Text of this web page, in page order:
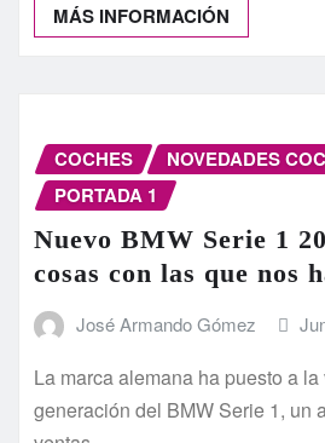
MÁS INFORMACIÓN
COCHES
NOVEDADES
PORTADA 1
Nuevo BMW Serie 1
cosas con las que nos
José Armando Gómez
La marca alemana ha puesto a
generación del BMW Serie 1, un